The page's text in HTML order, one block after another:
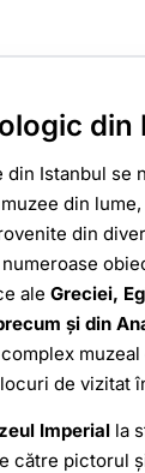
din
Istanbul se
din
din
ale Greciei,
și din
de vizitat
Imperial la
către pictorul